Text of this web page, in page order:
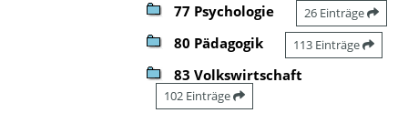
77 Psychologie 26 Einträge
80 Pädagogik 113 Einträge
83 Volkswirtschaft
102 Einträge